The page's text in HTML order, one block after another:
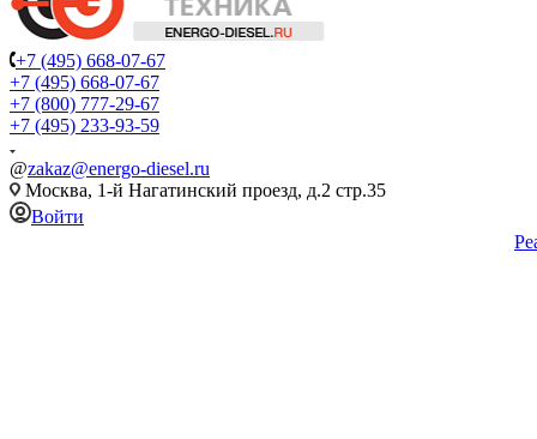
+7 (495) 668-07-67
+7 (495) 668-07-67
+7 (800) 777-29-67
+7 (495) 233-93-59
@zakaz@energo-diesel.ru
Москва, 1-й Нагатинский проезд, д.2 стр.35
Войти